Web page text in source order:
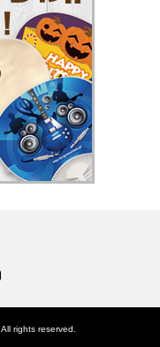
All rights reserved.